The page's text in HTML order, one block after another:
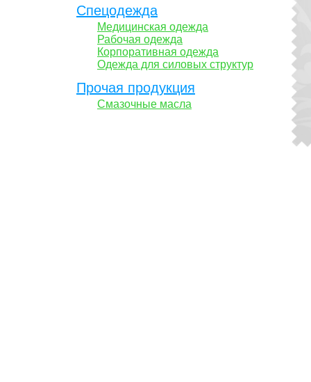
Спецодежда
Медицинская одежда
Рабочая одежда
Корпоративная одежда
Одежда для силовых структур
Прочая продукция
Смазочные масла